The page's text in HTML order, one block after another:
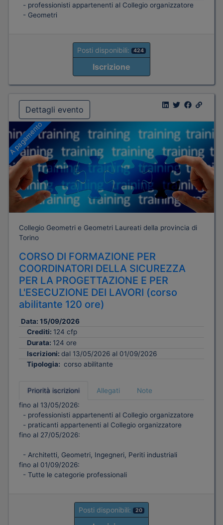
- professionisti appartenenti al Collegio organizzatore
- Geometri
Posti disponibili: 424
Iscrizione
Dettagli evento
A pagamento
Collegio Geometri e Geometri Laureati della provincia di
Torino
CORSO DI FORMAZIONE PER
COORDINATORI DELLA SICUREZZA
PER LA PROGETTAZIONE E PER
L'ESECUZIONE DEI LAVORI (corso
abilitante 120 ore)
Data: 15/09/2026
Crediti: 124 cfp
Durata: 124 ore
Iscrizioni: dal 13/05/2026 al 01/09/2026
Tipologia: corso abilitante
Priorità iscrizioni Allegati
Note
fino al 13/05/2026:
- professionisti appartenenti al Collegio organizzatore
- praticanti appartenenti al Collegio organizzatore
fino al 27/05/2026:
- Architetti, Geometri, Ingegneri, Periti industriali
fino al 01/09/2026:
- Tutte le categorie professionali
Posti disponibili: 20